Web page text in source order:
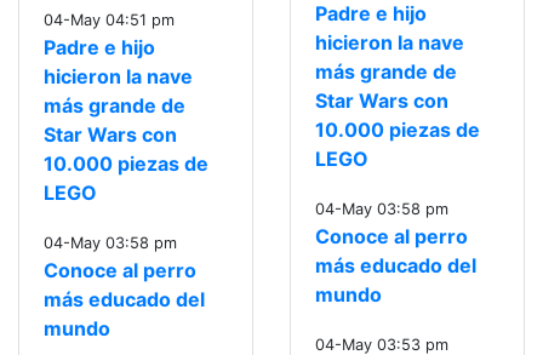
04-May 04:51 pm
Padre e hijo
hicieron la nave
más grande de
Star Wars con
10.000 piezas de
LEGO
04-May 03:58 pm
Conoce al perro
más educado del
mundo
Padre e hijo
hicieron la nave
más grande de
Star Wars con
10.000 piezas de
LEGO
04-May 03:58 pm
Conoce al perro
más educado del
mundo
04-May 03:53 pm